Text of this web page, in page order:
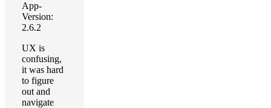
App-
Version:
2.6.2
UX is
confusing,
it was hard
to figure
out and
navigate